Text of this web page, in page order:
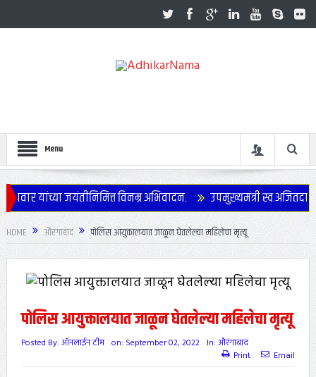
Menu
यांच्या जयंतीनिमित्त विनम्र अभिवादन.
उपमुख्यमंत्री स्व.अजितदादा
साजरा
HOME औरंगाबाद पोलिस आयुक्तालयात जाळून घेतलेल्या महिलेचा मृत्यू
पोलिस आयुक्तालयात जाळून घेतलेल्या महिलेचा मृत्यू
Posted By: ऑनलाईन टीम on: September 02, 2022 In: औरंगाबाद
Print
Email